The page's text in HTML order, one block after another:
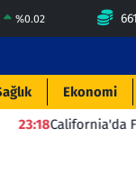
%0.02
Ekonomi
F-35 Savaş